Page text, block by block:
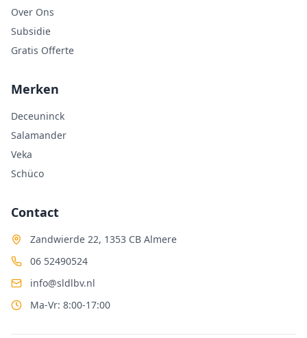
Over Ons
Subsidie
Gratis Offerte
Merken
Deceuninck
Salamander
Veka
Schüco
Contact
Zandwierde 22, 1353 CB Almere
06 52490524
info@sldlbv.nl
Ma-Vr: 8:00-17:00